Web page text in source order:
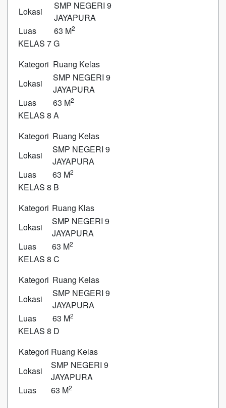
Lokasi
SMP NEGERI 9
JAYAPURA
Luas
63 M2
KELAS 7 G
Kategori Ruang Kelas
Lokasi
SMP NEGERI 9
JAYAPURA
Luas
63 M2
KELAS 8 A
Kategori Ruang Kelas
Lokasi
SMP NEGERI 9
JAYAPURA
Luas
63 M2
KELAS 8 B
Kategori Ruang Klas
Lokasi
SMP NEGERI 9
JAYAPURA
Luas
63 M2
KELAS 8 C
Kategori Ruang Kelas
Lokasi
SMP NEGERI 9
JAYAPURA
Luas
63 M2
KELAS 8 D
Kategori Ruang Kelas
Lokasi
SMP NEGERI 9
JAYAPURA
Luas
63 M2